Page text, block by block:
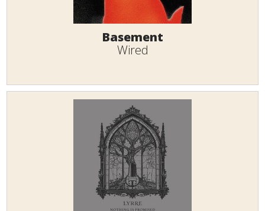
Basement
Wired